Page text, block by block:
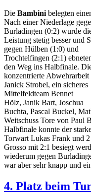
Die Bambini belegten
Nach einer Niederlage
Burladingen (0:2) wurde
Leistung stetig besser und
gegen Hülben (1:0) und
Trochtelfingen (2:1)
den Weg ins Halbfinale.
konzentrierte Abwehrarbeit
Janick Strobel, ein sicheres
Mittelfeldteam Bennet
Hölz, Janik Bart, Joschua
Buchta, Pascal Buckel,
Weitschuss Tore von Paul
Halbfinale konnte der
Torwart Lukas Frank und
Grosso mit 2:1 besiegt
wiederum gegen
war aber sehr knapp und
4. Platz beim